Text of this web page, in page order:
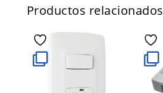
Productos relacionados